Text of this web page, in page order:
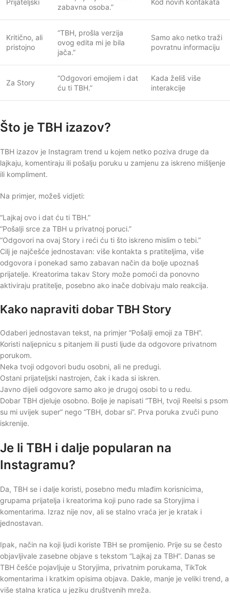
zabavna osoba.”
Kritično, ali
pristojno
“TBH, prošla verzija
ovog edita mi je bila
jača.”
Samo ako netko traži
povratnu informaciju
Za Story
“Odgovori emojiem i dat
ću ti TBH.”
Kada želiš više
interakcije
Što je TBH izazov?
TBH izazov je Instagram trend u kojem netko poziva druge da
lajkaju, komentiraju ili pošalju poruku u zamjenu za iskreno mišljenje
ili kompliment.
Na primjer, možeš vidjeti:
“Lajkaj ovo i dat ću ti TBH.”
“Pošalji srce za TBH u privatnoj poruci.”
“Odgovori na ovaj Story i reći ću ti što iskreno mislim o tebi.”
Cilj je najčešće jednostavan: više kontakta s pratiteljima, više
odgovora i ponekad samo zabavan način da bolje upoznaš
prijatelje. Kreatorima takav Story može pomoći da ponovno
aktiviraju pratitelje, posebno ako inače dobivaju malo reakcija.
Kako napraviti dobar TBH Story
Odaberi jednostavan tekst, na primjer “Pošalji emoji za TBH”.
Koristi naljepnicu s pitanjem ili pusti ljude da odgovore privatnom
porukom.
Neka tvoji odgovori budu osobni, ali ne predugi.
Ostani prijateljski nastrojen, čak i kada si iskren.
Javno dijeli odgovore samo ako je drugoj osobi to u redu.
Dobar TBH djeluje osobno. Bolje je napisati “TBH, tvoji Reelsi s psom
su mi uvijek super” nego “TBH, dobar si”. Prva poruka zvuči puno
iskrenije.
Je li TBH i dalje popularan na
Instagramu?
Da, TBH se i dalje koristi, posebno među mlađim korisnicima,
grupama prijatelja i kreatorima koji puno rade sa Storyjima i
komentarima. Izraz nije nov, ali se stalno vraća jer je kratak i
jednostavan.
Ipak, način na koji ljudi koriste TBH se promijenio. Prije su se često
objavljivale zasebne objave s tekstom “Lajkaj za TBH”. Danas se
TBH češće pojavljuje u Storyjima, privatnim porukama, TikTok
komentarima i kratkim opisima objava. Dakle, manje je veliki trend, a
više stalna kratica u jeziku društvenih mreža.